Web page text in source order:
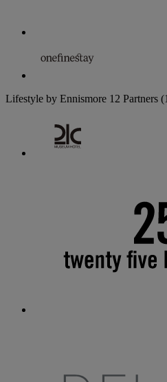
Lifestyle by Ennismore 12 Partners